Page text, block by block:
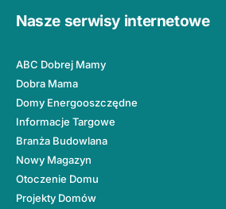
Nasze serwisy internetowe
ABC Dobrej Mamy
Dobra Mama
Domy Energooszczędne
Informacje Targowe
Branża Budowlana
Nowy Magazyn
Otoczenie Domu
Projekty Domów